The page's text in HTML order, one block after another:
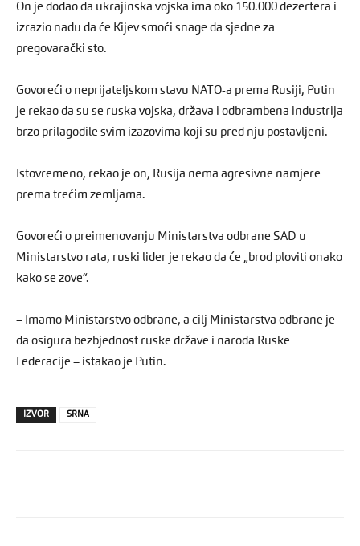
On je dodao da ukrajinska vojska ima oko 150.000 dezertera i
izrazio nadu da će Kijev smoći snage da sjedne za
pregovarački sto.
Govoreći o neprijateljskom stavu NATO-a prema Rusiji, Putin
je rekao da su se ruska vojska, država i odbrambena industrija
brzo prilagodile svim izazovima koji su pred nju postavljeni.
Istovremeno, rekao je on, Rusija nema agresivne namjere
prema trećim zemljama.
Govoreći o preimenovanju Ministarstva odbrane SAD u
Ministarstvo rata, ruski lider je rekao da će „brod ploviti onako
kako se zove“.
– Imamo Ministarstvo odbrane, a cilj Ministarstva odbrane je
da osigura bezbjednost ruske države i naroda Ruske
Federacije – istakao je Putin.
IZVOR SRNA